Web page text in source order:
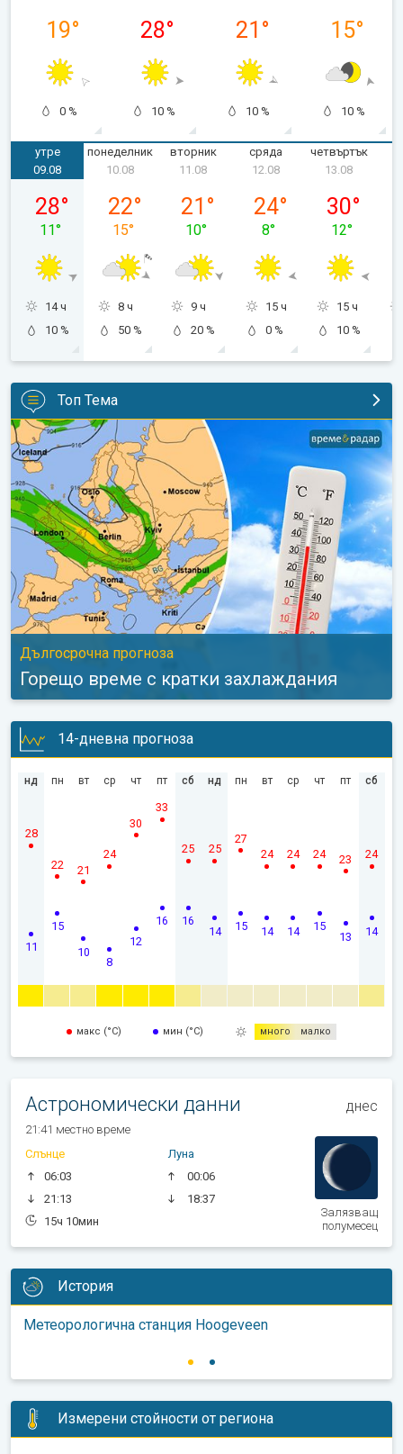
19°
0 %
28°
10 %
21 °
10 %
15°
10 %
утре
неделя, 09.08
09.08
28°
11°
14 ч
10 %
понеделник
10.08
22°
15°
8 ч
50 %
вторник
11.08
21 °
10°
9 ч
20 %
сряда
12.08
24°
8°
15 ч
0 %
четвъртък
13.08
30°
12°
15 ч
10 %
Топ Тема
Горещо време с кратки захлаждания. Дългосрочна
Дългосрочна прогноза
Горещо време с кратки захлаждания
14-дневна прогноза
нд
11
28
пн
15
22
вт
10
21
ср
8
24
чт
12
30
пт
16
33
сб
16
25
нд
14
25
пн
15
27
вт
14
24
ср
14
24
чт
15
24
пт
13
23
сб
14
24
макс (°C) мин (°C) много малко
Астрономически данни днес
21:41 местно време
Слънце
06:03
21:13
15ч 10мин
Луна
00:06
18:37
Залязващ
полумесец
История
Метеорологична станция Hoogeveen
Измерени стойности от региона